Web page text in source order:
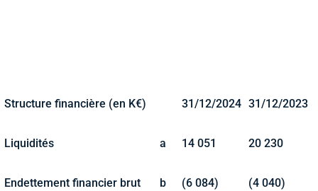
Structure financière (en K€) 31/12/2024 31/12/2023
Liquidités a 14 051 20 230
Endettement financier brut b (6 084) (4 040)